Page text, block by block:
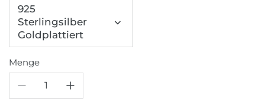
925
Sterlingsilber
Goldplattiert
Menge